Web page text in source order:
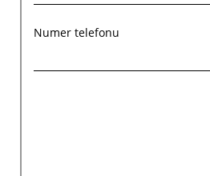
Numer telefonu